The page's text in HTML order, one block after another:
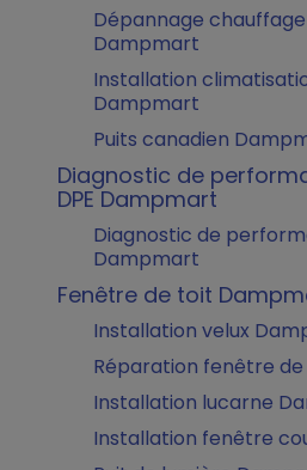
Dépannage
Dampmart
Installation
Dampmart
Puits canadien
Diagnostic de
DPE Dampmart
Diagnostic de
Dampmart
Fenêtre de toit
Installation velux
Réparation fenêtre
Installation lucarne
Installation fenêtre